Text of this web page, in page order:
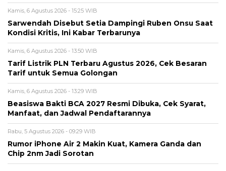
Alamat email tidak akan dipublikasikan. Kolom wajib ditandai *.
Komentar*
Nama*